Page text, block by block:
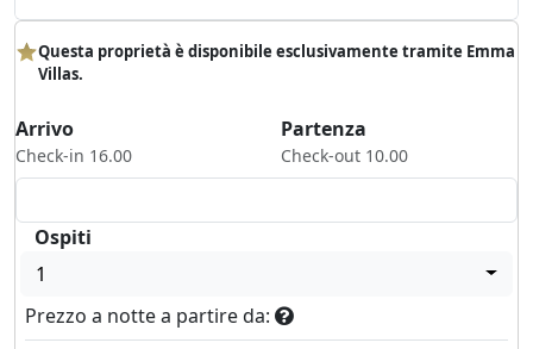
Questa proprietà è disponibile esclusivamente tramite Emma
Villas.
Arrivo
Check-in 16.00
Partenza
Check-out 10.00
Ospiti
1
Prezzo a notte a partire da: